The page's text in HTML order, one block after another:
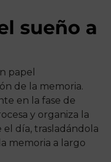
sueño a
papel
de la memoria.
en la fase de
y organiza la
día, trasladándola
memoria a largo